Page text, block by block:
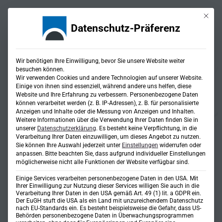
Projekte
Lösungen für jede
Herausforderung
Referenzen
Fachbereich
Vermessung
Das Büro SteinbacherConsult hat die
Mit
Datenschutz-Präferenz
Wir benötigen Ihre Einwilligung, bevor Sie unsere Website weiter
besuchen können.
Wir verwenden Cookies und andere Technologien auf unserer Website.
Einige von ihnen sind essenziell, während andere uns helfen, diese
Website und Ihre Erfahrung zu verbessern. Personenbezogene Daten
können verarbeitet werden (z. B. IP-Adressen), z. B. für personalisierte
Anzeigen und Inhalte oder die Messung von Anzeigen und Inhalten.
Weitere Informationen über die Verwendung Ihrer Daten finden Sie in
unserer Datenschutzerklärung. Es besteht keine Verpflichtung, in die
Verarbeitung Ihrer Daten einzuwilligen, um dieses Angebot zu nutzen.
Sie können Ihre Auswahl jederzeit unter Einstellungen widerrufen oder
anpassen. Bitte beachten Sie, dass aufgrund individueller Einstellungen
möglicherweise nicht alle Funktionen der Website verfügbar sind.
Einige Services verarbeiten personenbezogene Daten in den USA. Mit
Ihrer Einwilligung zur Nutzung dieser Services willigen Sie auch in die
Verarbeitung Ihrer Daten in den USA gemäß Art. 49 (1) lit. a GDPR ein.
Der EuGH stuft die USA als ein Land mit unzureichendem Datenschutz
nach EU-Standards ein. Es besteht beispielsweise die Gefahr, dass US-
Behörden personenbezogene Daten in Überwachungsprogrammen